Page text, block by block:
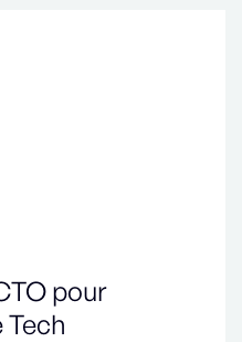
pour